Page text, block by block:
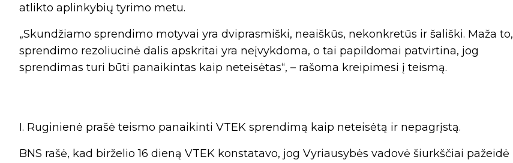
atlikto aplinkybių tyrimo metu.
„Skundžiamo sprendimo motyvai yra dviprasmiški, neaiškūs, nekonkretūs ir šališki. Maža to,
sprendimo rezoliucinė dalis apskritai yra neįvykdoma, o tai papildomai patvirtina, jog
sprendimas turi būti panaikintas kaip neteisėtas“, – rašoma kreipimesi į teismą.
I. Ruginienė prašė teismo panaikinti VTEK sprendimą kaip neteisėtą ir nepagrįstą.
BNS rašė, kad birželio 16 dieną VTEK konstatavo, jog Vyriausybės vadovė šiurkščiai pažeidė